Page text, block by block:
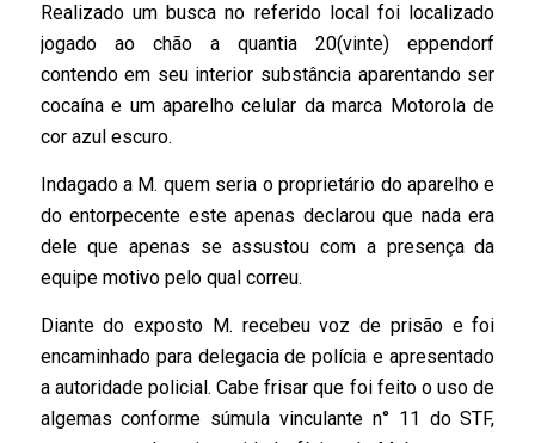
Realizado um busca no referido local foi localizado
jogado ao chão a quantia 20(vinte) eppendorf
contendo em seu interior substância aparentando ser
cocaína e um aparelho celular da marca Motorola de
cor azul escuro.
Indagado a M. quem seria o proprietário do aparelho e
do entorpecente este apenas declarou que nada era
dele que apenas se assustou com a presença da
equipe motivo pelo qual correu.
Diante do exposto M. recebeu voz de prisão e foi
encaminhado para delegacia de polícia e apresentado
a autoridade policial. Cabe frisar que foi feito o uso de
algemas conforme súmula vinculante n° 11 do STF,